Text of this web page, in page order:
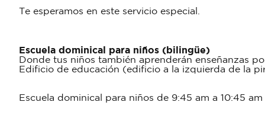
Te esperamos en este servicio especial.
Escuela dominical para niños (bilingüe)
Donde tus niños también aprenderán enseñanzas
Edificio de educación (edificio a la izquierda de la
Escuela dominical para niños de 9:45 am a 10:45